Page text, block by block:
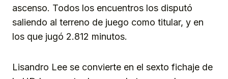
ascenso. Todos los encuentros los disputó
saliendo al terreno de juego como titular, y en
los que jugó 2.812 minutos.
Lisandro Lee se convierte en el sexto fichaje de